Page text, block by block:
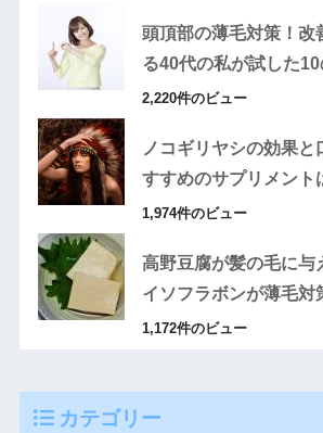
頭頂部の薄毛対策！改
る40代の私が試した
2,220件のビュー
ノコギリヤシの効果と
すすめのサプリメント
1,974件のビュー
高野豆腐が髪の毛に与
イソフラボンが薄毛対
1,172件のビュー
カテゴリー